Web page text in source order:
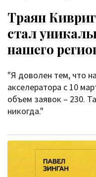
Траян
стал
нашего
"Я доволен тем, что
акселератора с 10
объем заявок – 230.
никогда."